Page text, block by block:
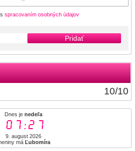
spracovaním osobných údajov
Pridať
10/10
Dnes je nedeľa
07:27
9. august 2026
má Ľubomíra